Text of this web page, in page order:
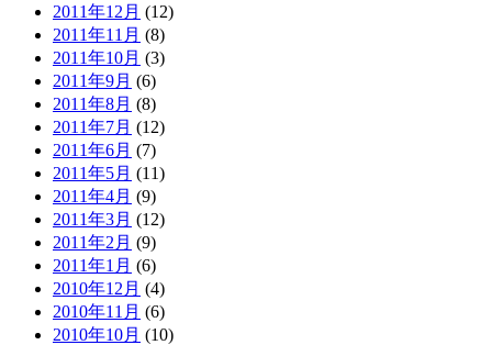
2011年12月 (12)
2011年11月 (8)
2011年10月 (3)
2011年9月 (6)
2011年8月 (8)
2011年7月 (12)
2011年6月 (7)
2011年5月 (11)
2011年4月 (9)
2011年3月 (12)
2011年2月 (9)
2011年1月 (6)
2010年12月 (4)
2010年11月 (6)
2010年10月 (10)